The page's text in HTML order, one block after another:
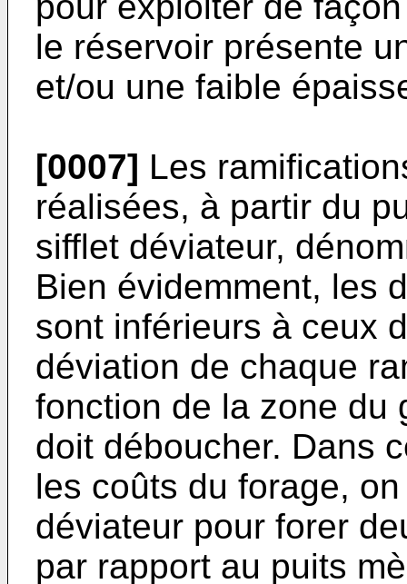
le réservoir présente
et/ou une faible
[0007] Les
réalisées, à partir du
sifflet déviateur,
Bien évidemment, les
sont inférieurs à ceux
déviation de chaque
fonction de la zone du
doit déboucher. Dans
les coûts du forage,
déviateur pour forer
par rapport au puits